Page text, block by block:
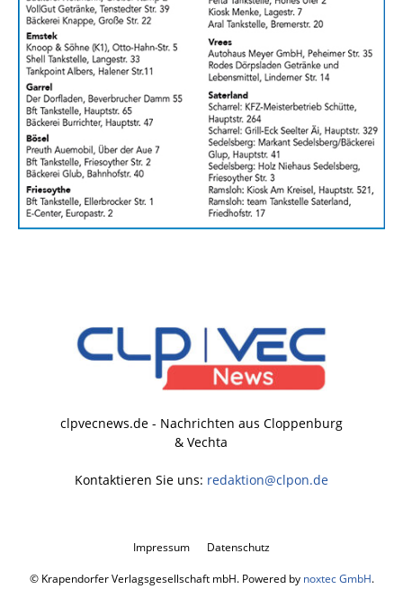
clpvecnews.de - Nachrichten aus Cloppenburg
& Vechta
Kontaktieren Sie uns: redaktion@clpon.de
Impressum Datenschutz
© Krapendorfer Verlagsgesellschaft mbH. Powered by noxtec GmbH.